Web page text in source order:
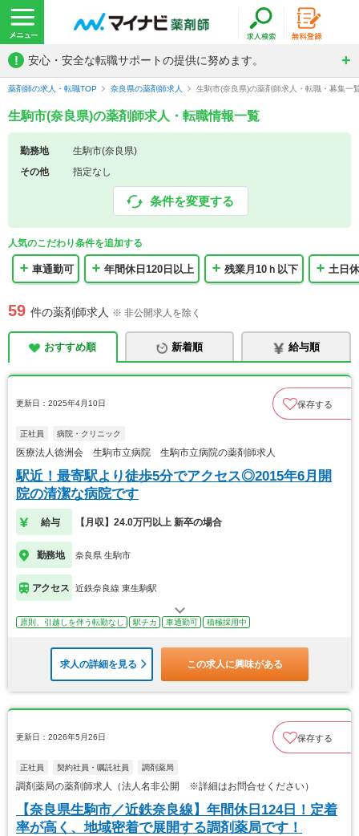
! 安心・安全な転職サポートの提供に努めます。
薬剤師の求人・転職TOP 奈良県の薬剤師求人 生駒市(奈良県)の薬剤師求人・転職・募集一
生駒市(奈良県)の薬剤師求人・転職情報一覧
勤務地
生駒市(奈良県)
その他
指定なし
条件を変更する
人気のこだわり条件を追加する
車通勤可 年間休日120日以上 残業月10ｈ以下 土日
59 件の薬剤師求人 ※ 非公開求人を除く
おすすめ順 新着順 給与順
更新日：2025年4月10日 保存する
正社員 病院・クリニック
医療法人徳洲会 生駒市立病院 生駒市立病院の薬剤師求人
駅近！最寄駅より徒歩5分でアクセス◎2015年6月開
院の清潔な病院です
給与 【月収】24.0万円以上 新卒の場合
勤務地 奈良県 生駒市
アクセス 近鉄奈良線 東生駒駅
原則、引越しを伴う転勤なし 駅チカ 車通勤可 積極採用中
求人の詳細を見る この求人に興味がある
更新日：2026年5月26日 保存する
正社員 契約社員・嘱託社員 調剤薬局
調剤薬局の薬剤師求人（法人名非公開 ※詳細はお問合せください）
【奈良県生駒市／近鉄奈良線】年間休日124日！定着
率が高く、地域密着で展開する調剤薬局です！